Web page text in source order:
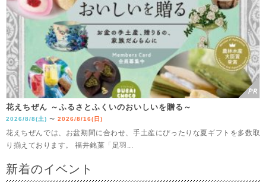
花えちぜん ～ふるさとふくいのおいしいを贈る～
2026/8/8(土) 〜 2026/8/16(日)
花えちぜんでは、お盆期間に合わせ、手土産にぴったりな夏ギフトを多数取
り揃えております。 福井銘菓「足羽...
新着のイベント